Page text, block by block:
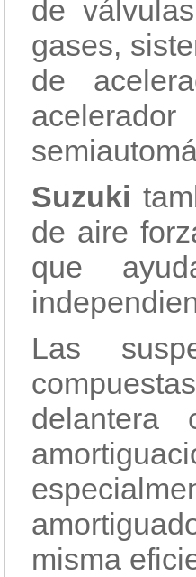
de
gases,
de
Suzuki
de aire
que
Las
misma